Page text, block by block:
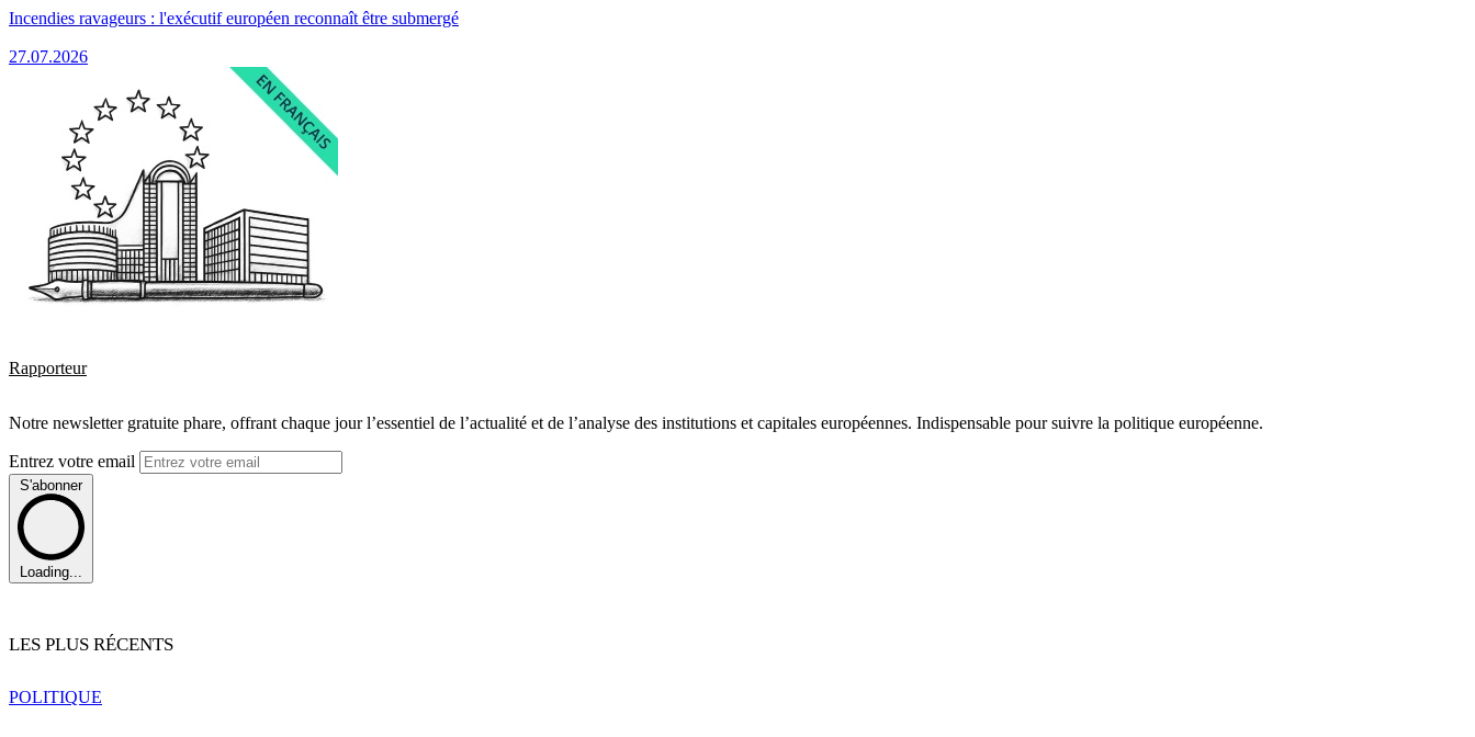
Incendies ravageurs : l'exécutif européen reconnaît être submergé
27.07.2026
Rapporteur
Notre newsletter gratuite phare, offrant chaque jour l’essentiel de l’actualité et de l’analyse des institutions et capitales européennes. Indispensable pour suivre la politique européenne.
Entrez votre email
S'abonner
Loading...
LES PLUS RÉCENTS
POLITIQUE